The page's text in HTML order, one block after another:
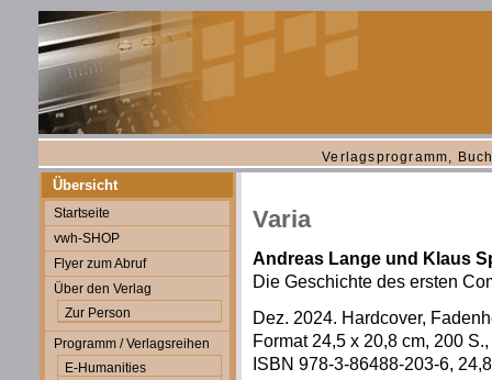
Verlagsprogramm,
Übersicht
Startseite
vwh-SHOP
Flyer zum Abruf
Über den Verlag
Zur Person
Programm / Verlagsreihen
E-Humanities
Varia
Andreas Lange und Klaus
Die Geschichte des ersten
Dez. 2024. Hardcover,
Format 24,5 x 20,8 cm, 200
ISBN 978-3-86488-203-6,